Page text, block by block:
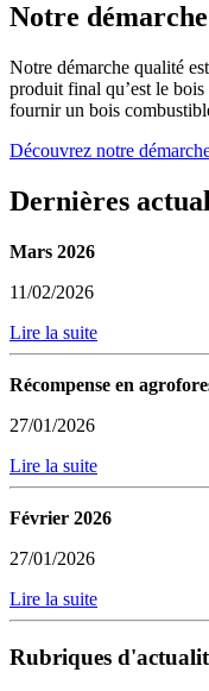
Notre
Notre démarche qualité
produit final qu’est le
fournir un bois
Découvrez notre
Dernières
Mars 2026
11/02/2026
Lire la suite
Récompense en
27/01/2026
Lire la suite
Février 2026
27/01/2026
Lire la suite
Rubriques